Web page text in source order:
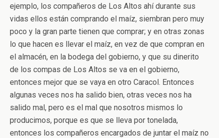
ejemplo, los compañeros de Los Altos ahí durante sus
vidas ellos están comprando el maíz, siembran pero muy
poco y la gran parte tienen que comprar; y en otras zonas
lo que hacen es llevar el maíz, en vez de que compran en
el almacén, en la bodega del gobierno, y que su dinerito
de los compas de Los Altos se va en el gobierno,
entonces mejor que se vaya en otro Caracol. Entonces
algunas veces nos ha salido bien, otras veces nos ha
salido mal, pero es el mal que nosotros mismos lo
producimos, porque es que se lleva por tonelada,
entonces los compañeros encargados de juntar el maíz no